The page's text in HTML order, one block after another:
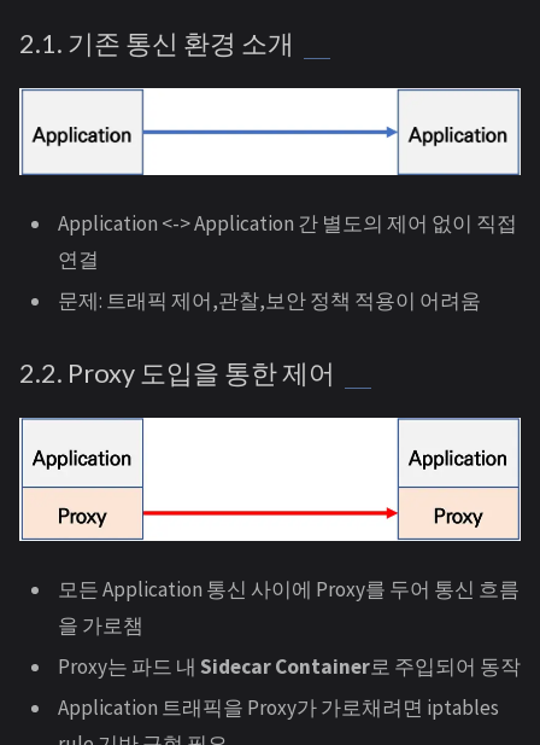
2.1. 기존 통신 환경 소개
Application <-> Application 간 별도의 제어 없이 직접
연결
문제: 트래픽 제어,관찰,보안 정책 적용이 어려움
2.2. Proxy 도입을 통한 제어
모든 Application 통신 사이에 Proxy를 두어 통신 흐름
을 가로챔
Proxy는 파드 내 Sidecar Container로 주입되어 동작
Application 트래픽을 Proxy가 가로채려면 iptables